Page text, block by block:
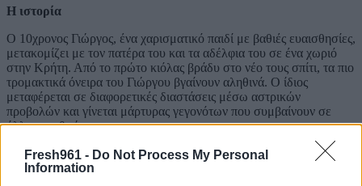
Fresh961 - Do Not Process My Personal
Information
H ιστορία
Ο 10χρονος Γιώργος, ένα χαρισματικό παιδί με βαθιές ευαισθησίες,
μετακομίζει με τον πατέρα του και τα αδέλφια του σε ένα χωριό
στην Κρήτη. Από το πρώτο κιόλας βράδυ στο νέο τους σπίτι, τα πιο
τρομακτικά όνειρα του Γιώργου βγαίνουν αληθινά. Ο ίδιος
μεταφέρεται σε διαφορετικές διαστάσεις μέσω αστρικών
προβολών και γίνεται μάρτυρας γεγονότων που συμβαίνουν σε
άλλους ανθρώπους.
Όλα αυτά τα μοιράζεται με τα «Κομάντα», μια παρέα ντόπιων
παιδιών της οποίας γίνεται μέλος. Η αποστολή τους είναι να